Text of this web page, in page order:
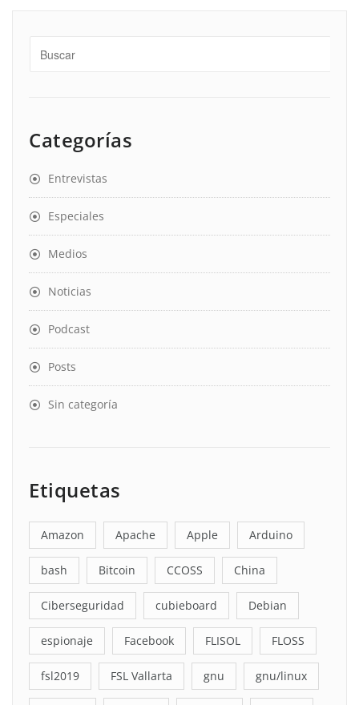
Categorías
Entrevistas
Especiales
Medios
Noticias
Podcast
Posts
Sin categoría
Etiquetas
Amazon Apache Apple Arduino
bash Bitcoin CCOSS China
Ciberseguridad cubieboard Debian
espionaje Facebook FLISOL FLOSS
fsl2019 FSL Vallarta gnu gnu/linux